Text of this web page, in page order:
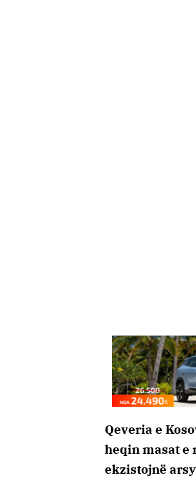
Qeveria e
heqin masat e
ekzistojnë